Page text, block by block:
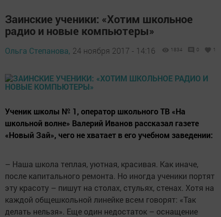
Заинские ученики: «Хотим школьное
радио и новые компьютеры»
Ольга Степанова, 24 ноября 2017 - 14:16 1834 0 1
Ученик школы № 1, оператор школьного ТВ «На
школьной волне» Валерий Иванов рассказал газете
«Новый Зай», чего не хватает в его учебном заведении:
– Наша школа теплая, уютная, красивая. Как иначе,
после капитального ремонта. Но иногда ученики портят
эту красоту – пишут на столах, стульях, стенах. Хотя на
каждой общешкольной линейке всем говорят: «Так
делать нельзя». Еще один недостаток – оснащение